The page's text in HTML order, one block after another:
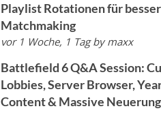
Playlist Rotationen für
Matchmaking
vor 1 Woche, 1 Tag bymaxx
Battlefield 6 Q&A Session:
Lobbies, Server Browser,
Content & Massive